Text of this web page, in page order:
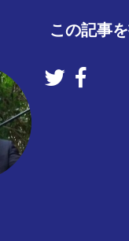
この記事